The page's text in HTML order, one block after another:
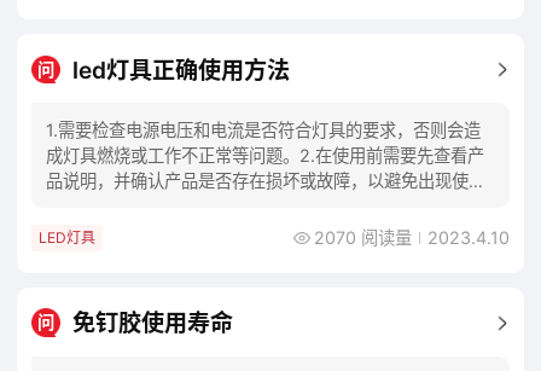
问 led灯具正确使用方法
1.需要检查电源电压和电流是否符合灯具的要求，否则会造
成灯具燃烧或工作不正常等问题。2.在使用前需要先查看产
品说明，并确认产品是否存在损坏或故障，以避免出现使用
LED灯具 2070 阅读量 2023.4.10
问 免钉胶使用寿命